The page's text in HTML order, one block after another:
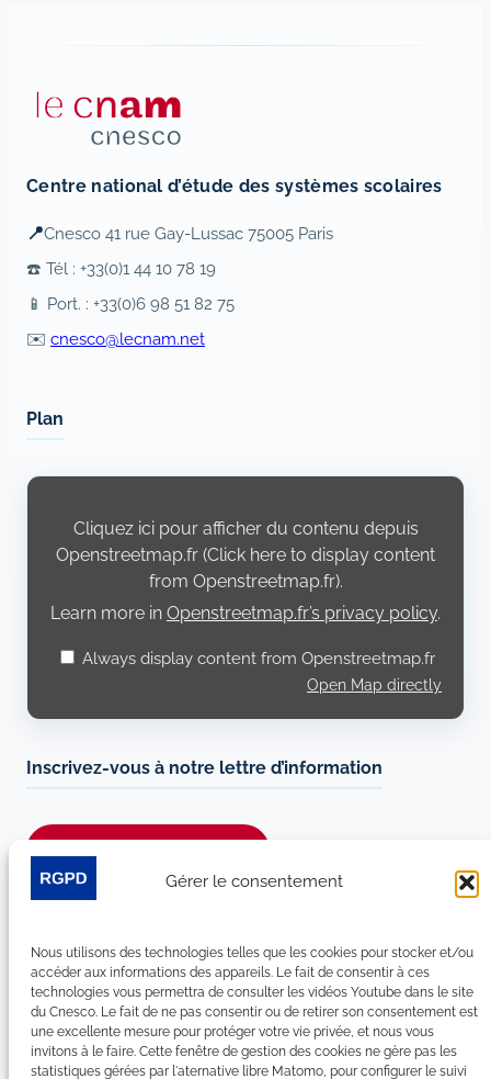
Gérer le consentement
Nous utilisons des technologies telles que les cookies pour stocker et/ou
accéder aux informations des appareils. Le fait de consentir à ces
technologies vous permettra de consulter les vidéos Youtube dans le site
du Cnesco. Le fait de ne pas consentir ou de retirer son consentement est
une excellente mesure pour protéger votre vie privée, et nous vous
invitons à le faire. Cette fenêtre de gestion des cookies ne gère pas les
statistiques gérées par l'aternative libre Matomo, pour configurer le suivi
Centre national d’étude des systèmes scolaires
📍Cnesco 41 rue Gay-Lussac 75005 Paris
☎️ Tél : +33(0)1 44 10 78 19
📱 Port. : +33(0)6 98 51 82 75
✉️ cnesco@lecnam.net
Plan
Display
Openstreetmap.fr
Cliquez ici pour afficher du contenu depuis
Openstreetmap.fr (Click here to display content
from Openstreetmap.fr).
Learn more in Openstreetmap.fr’s privacy policy.
Always display content from Openstreetmap.fr
Open Map directly
Inscrivez-vous à notre lettre d’information
LinkedIn
YouTube
Facebook
Bluesky